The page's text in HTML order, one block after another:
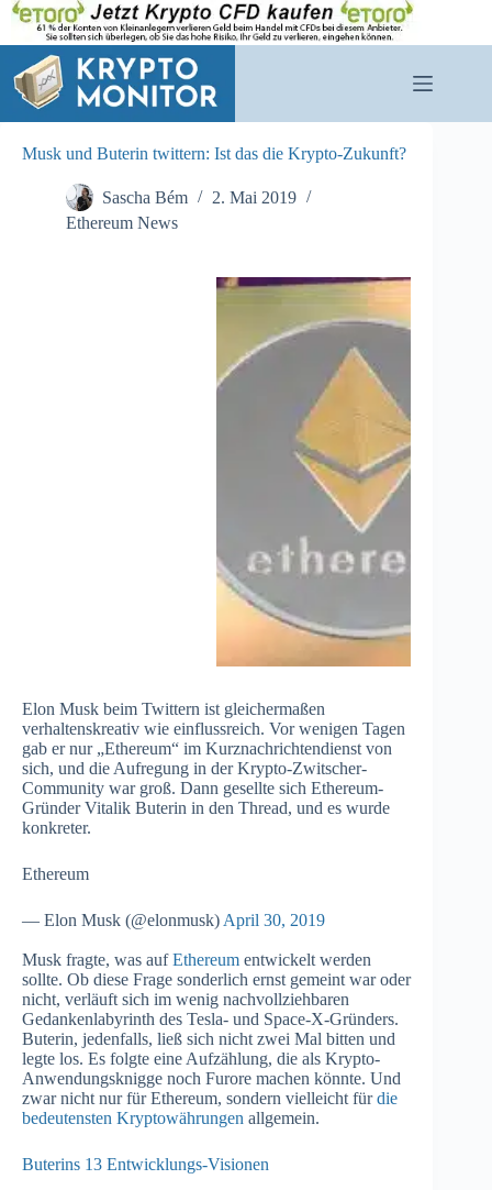
Zum
Inhalt
springen
Musk und Buterin twittern: Ist das die Krypto-Zukunft?
Sascha Bém
2. Mai 2019
Ethereum News
Elon Musk beim Twittern ist gleichermaßen
verhaltenskreativ wie einflussreich. Vor wenigen Tagen
gab er nur „Ethereum“ im Kurznachrichtendienst von
sich, und die Aufregung in der Krypto-Zwitscher-
Community war groß. Dann gesellte sich Ethereum-
Gründer Vitalik Buterin in den Thread, und es wurde
konkreter.
Ethereum
— Elon Musk (@elonmusk) April 30, 2019
Musk fragte, was aufEthereum entwickelt werden
sollte. Ob diese Frage sonderlich ernst gemeint war oder
nicht, verläuft sich im wenig nachvollziehbaren
Gedankenlabyrinth des Tesla- und Space-X-Gründers.
Buterin, jedenfalls, ließ sich nicht zwei Mal bitten und
legte los. Es folgte eine Aufzählung, die als Krypto-
Anwendungsknigge noch Furore machen könnte. Und
zwar nicht nur für Ethereum, sondern vielleicht fürdie
bedeutensten Kryptowährungen allgemein.
Buterins 13 Entwicklungs-Visionen